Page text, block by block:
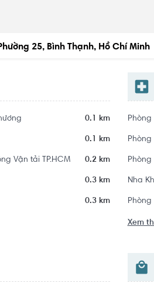
25, Bình Thạnh, Hồ Chí Minh
0.1 km
0.1 km
Vận tải TP.HCM 0.2 km
0.3 km
0.3 km
Phòng
Nha
Phòng
Xem